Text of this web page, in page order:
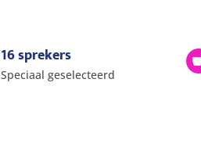
16 sprekers
Speciaal geselecteerd